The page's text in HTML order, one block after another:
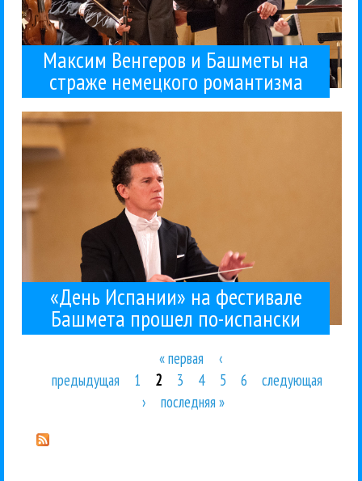
Максим Венгеров и Башметы на
страже немецкого романтизма
«День Испании» на фестивале
Башмета прошел по-испански
«День Испании» прошел на IX международном
Страницы
« первая
‹
предыдущая
1 2 3 4 5 6
следующая
›
последняя »